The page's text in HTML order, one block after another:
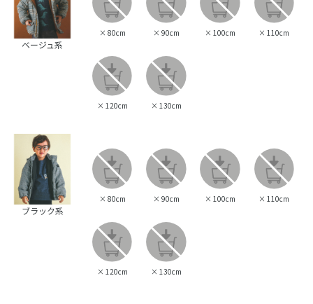
ベージュ系
× 80cm × 90cm × 100cm × 110cm
× 120cm × 130cm
ブラック系
× 80cm × 90cm × 100cm × 110cm
× 120cm × 130cm